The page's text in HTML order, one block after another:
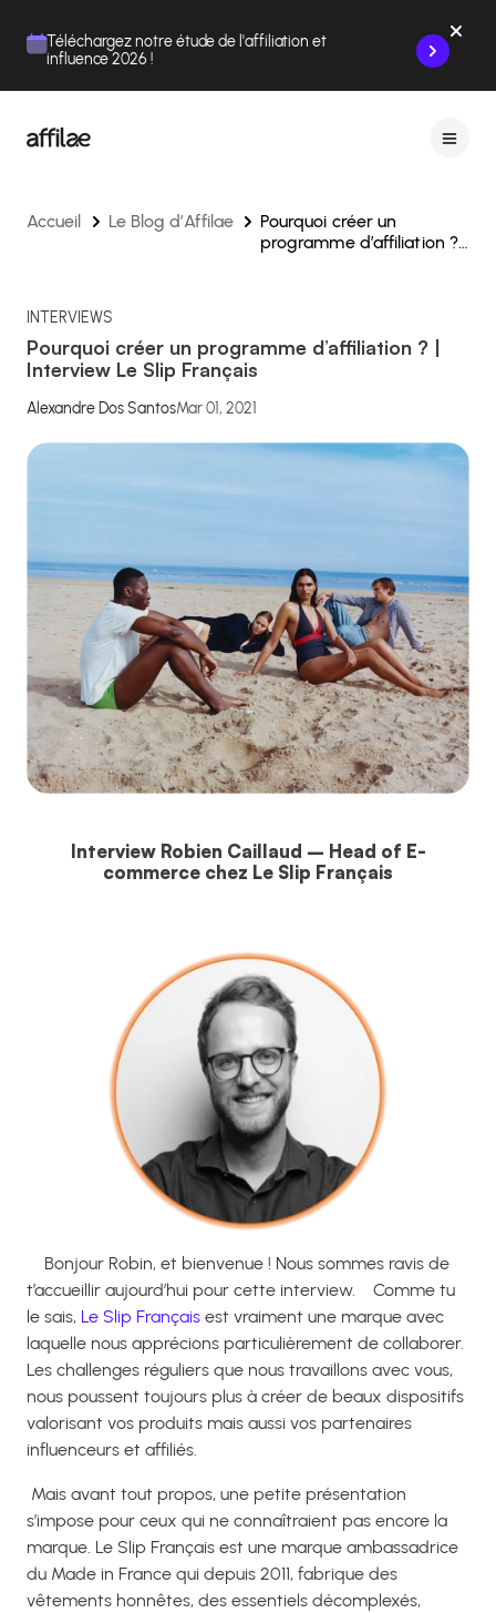
Téléchargez notre étude de l'affiliation et
influence 2026 !
Accueil Le Blog d’Affilae
Pourquoi créer un
programme d’affiliation ? |
INTERVIEWS
Pourquoi créer un programme d’affiliation ? |
Interview Le Slip Français
Alexandre Dos SantosMar 01, 2021
Interview Robien Caillaud – Head of E-
commerce chez Le Slip Français
Bonjour Robin, et bienvenue ! Nous sommes ravis de
t’accueillir aujourd’hui pour cette interview.
Comme tu
le sais, Le Slip Français est vraiment une marque avec
laquelle nous apprécions particulièrement de collaborer.
Les challenges réguliers que nous travaillons avec vous,
nous poussent toujours plus à créer de beaux dispositifs
valorisant vos produits mais aussi vos partenaires
influenceurs et affiliés.
Mais avant tout propos, une petite présentation
s’impose pour ceux qui ne connaîtraient pas encore la
marque. Le Slip Français est une marque ambassadrice
du Made in France qui depuis 2011, fabrique des
vêtements honnêtes, des essentiels décomplexés,